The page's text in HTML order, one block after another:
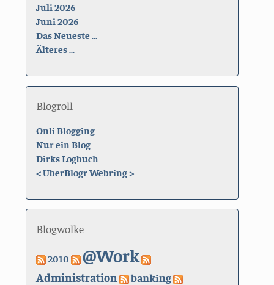
Juli 2026
Juni 2026
Das Neueste ...
Älteres ...
Blogroll
Onli Blogging
Nur ein Blog
Dirks Logbuch
<UberBlogr Webring>
Blogwolke
2010 @Work
Administration banking